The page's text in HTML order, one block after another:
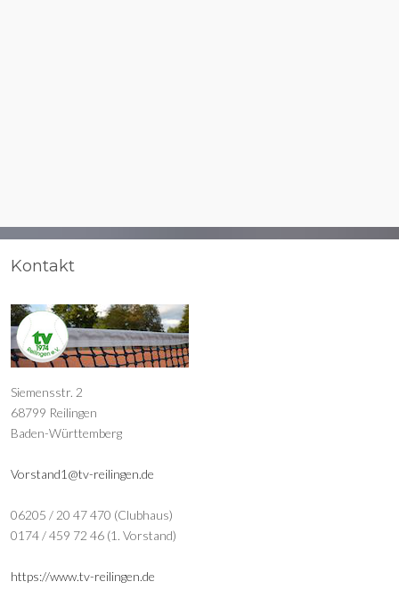
Kontakt
Siemensstr. 2
68799 Reilingen
Baden-Württemberg
Vorstand1@tv-reilingen.de
06205 / 20 47 470 (Clubhaus)
0174 / 459 72 46 (1. Vorstand)
https://www.tv-reilingen.de